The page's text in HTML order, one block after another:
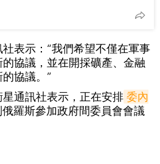
表示：“我們希望不僅在軍事
協議，並在開採礦產、金融
協議。”
通訊社表示，正在安排 委內
俄羅斯參加政府間委員會會議